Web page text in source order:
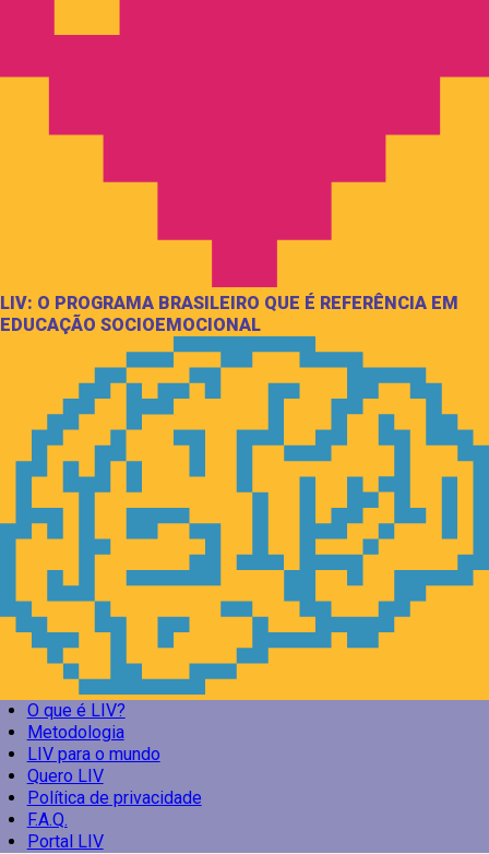
LIV: O PROGRAMA BRASILEIRO QUE É REFERÊNCIA EM
EDUCAÇÃO SOCIOEMOCIONAL
O que é LIV?
Metodologia
LIV para o mundo
Quero LIV
Política de privacidade
F.A.Q.
Portal LIV